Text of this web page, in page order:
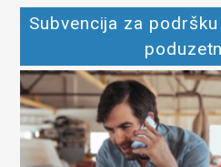
Subvencija za